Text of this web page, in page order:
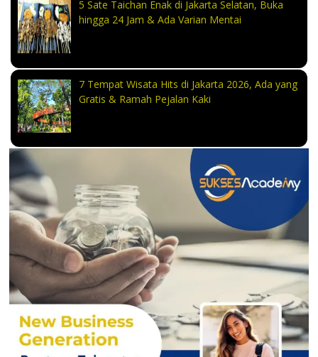
5 Sate Taichan Enak di Jakarta Selatan, Buka
hingga 24 Jam & Ada Varian Mentai
7 Tempat Wisata Hits di Jakarta 2026, Ada yang
Gratis & Ramah Pejalan Kaki